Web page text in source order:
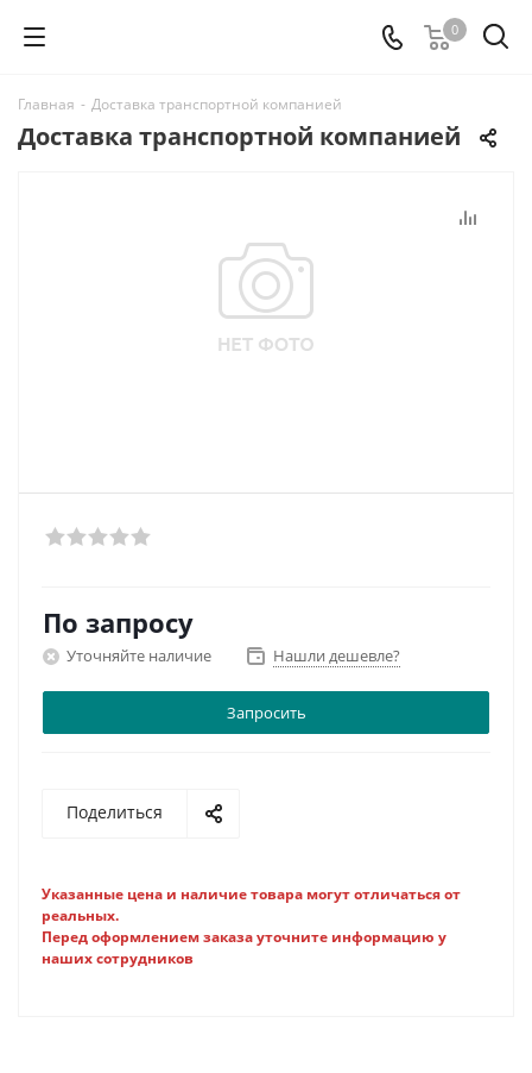
0
Главная - Доставка транспортной компанией
Доставка транспортной компанией
По запросу
Уточняйте наличие Нашли дешевле?
Запросить
Поделиться
Указанные цена и наличие товара могут отличаться от
реальных.
Перед оформлением заказа уточните информацию у
наших сотрудников